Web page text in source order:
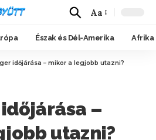
Aa
Észak és Dél-Amerika Afrika
időjárása – mikor a legjobb utazni?
–
utazni?